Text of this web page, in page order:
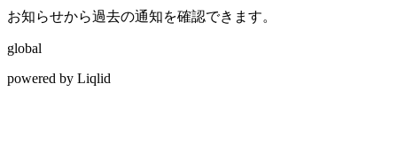
お知らせから過去の通知を確認できます。
global
powered by Liqlid